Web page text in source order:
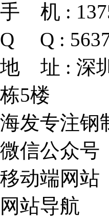
手 机 :
Q Q :
地 址 : 深
栋5楼
海发专注钢
微信公众号
移动端网站
网站导航